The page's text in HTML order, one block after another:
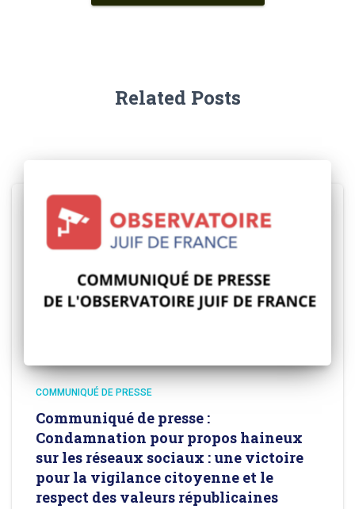
Related Posts
COMMUNIQUÉ DE PRESSE
Communiqué de presse :
Condamnation pour propos haineux
sur les réseaux sociaux : une victoire
pour la vigilance citoyenne et le
respect des valeurs républicaines